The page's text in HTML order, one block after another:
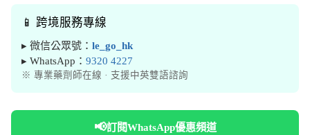
📱 跨境服務專線
▸ 微信公眾號： le_go_hk
▸ WhatsApp： 9320 4227
※ 專業藥劑師在線 · 支援中英雙語諮詢
📢訂閱WhatsApp優惠頻道